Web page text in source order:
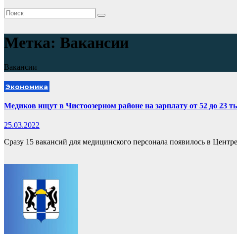
Метка: Вакансии
Вакансии
Экономика
Медиков ищут в Чистоозерном районе на зарплату от 52 до 23
25.03.2022
Сразу 15 вакансий для медицинского персонала появилось в